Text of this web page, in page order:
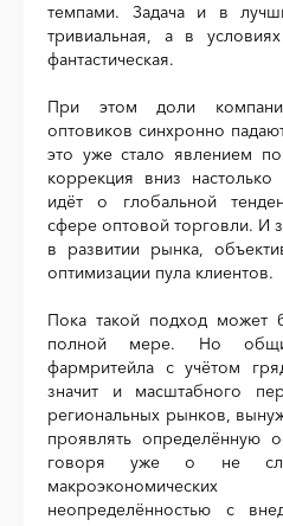
темпами. Задача и в
тривиальная, а в
фантастическая.
При этом доли
оптовиков синхронно
это уже стало явлением
коррекция вниз
идёт о глобальной
сфере оптовой торговли. И
в развитии рынка,
оптимизации пула клиентов.
Пока такой подход может
полной мере. Но
фармритейла с учётом
значит и масштабного
региональных рынков,
проявлять определённую
говоря уже о не
неопределённостью с